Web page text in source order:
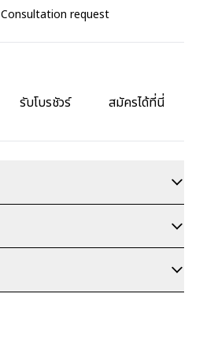
Consultation request
รับโบรชัวร์ สมัครได้ที่นี่